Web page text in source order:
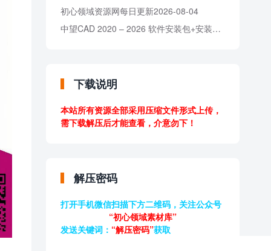
初心领域资源网每日更新2026-08-04
中望CAD 2020 – 2026 软件安装包+安装教程
下载说明
本站所有资源全部采用压缩文件形式上传，
需下载解压后才能查看，介意勿下！
解压密码
打开手机微信扫描下方二维码，关注公众号
“初心领域素材库”
发送关键词： “解压密码”获取